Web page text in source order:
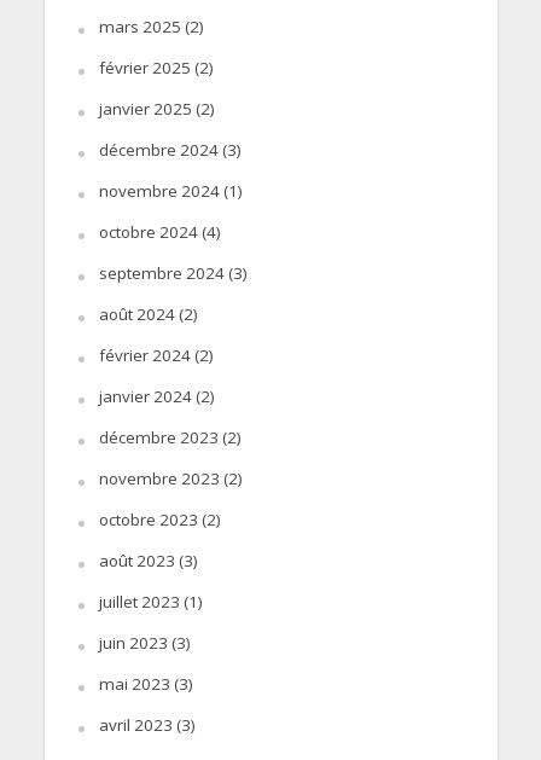
mars 2025 (2)
février 2025 (2)
janvier 2025 (2)
décembre 2024(3)
novembre 2024(1)
octobre 2024(4)
septembre 2024(3)
août 2024(2)
février 2024(2)
janvier 2024(2)
décembre 2023 (2)
novembre 2023 (2)
octobre 2023 (2)
août 2023 (3)
juillet 2023 (1)
juin 2023 (3)
mai 2023 (3)
avril 2023 (3)